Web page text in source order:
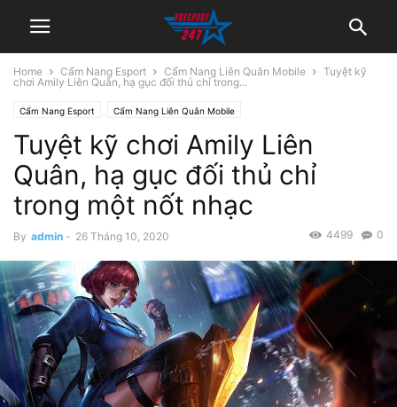
Home Cẩm Nang Esport Cẩm Nang Liên Quân Mobile
Tuyệt kỹ
chơi Amily Liên Quân, hạ gục đối thủ chỉ trong...
Cẩm Nang Esport Cẩm Nang Liên Quân Mobile
Tuyệt kỹ chơi Amily Liên
Quân, hạ gục đối thủ chỉ
trong một nốt nhạc
By admin - 26 Tháng 10, 2020 0
4499